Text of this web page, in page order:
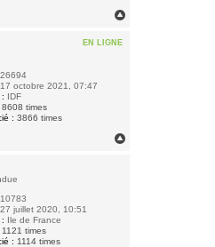
EN LIGNE
26694
17 octobre 2021, 07:47
IDF
8608 times
: 3866 times
10783
27 juillet 2020, 10:51
Ile de France
1121 times
: 1114 times